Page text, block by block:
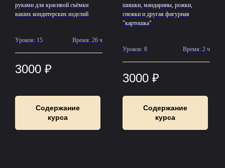
руками для красивой съёмки
ваших кондитерских изделий
Уроков: 15 Время: 26 ч
3000 ₽
Содержание
курса
шишки, мандарины, рожки,
снежки и другая фигурная
"картошка"
Уроков: 8 Время: 2 ч
3000 ₽
Содержание
курса